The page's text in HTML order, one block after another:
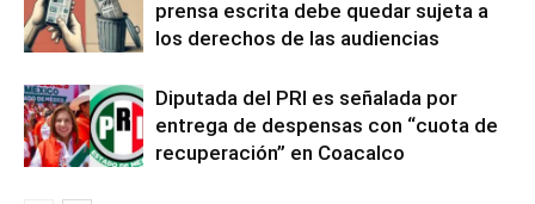
prensa escrita debe quedar sujeta a
los derechos de las audiencias
Diputada del PRI es señalada por
entrega de despensas con “cuota de
recuperación” en Coacalco